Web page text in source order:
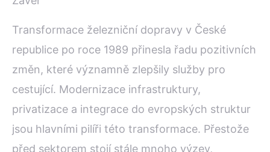
Transformace železniční dopravy v České
republice po roce 1989 přinesla řadu pozitivních
změn, které významně zlepšily služby pro
cestující. Modernizace infrastruktury,
privatizace a integrace do evropských struktur
jsou hlavními pilíři této transformace. Přestože
před sektorem stojí stále mnoho výzev,